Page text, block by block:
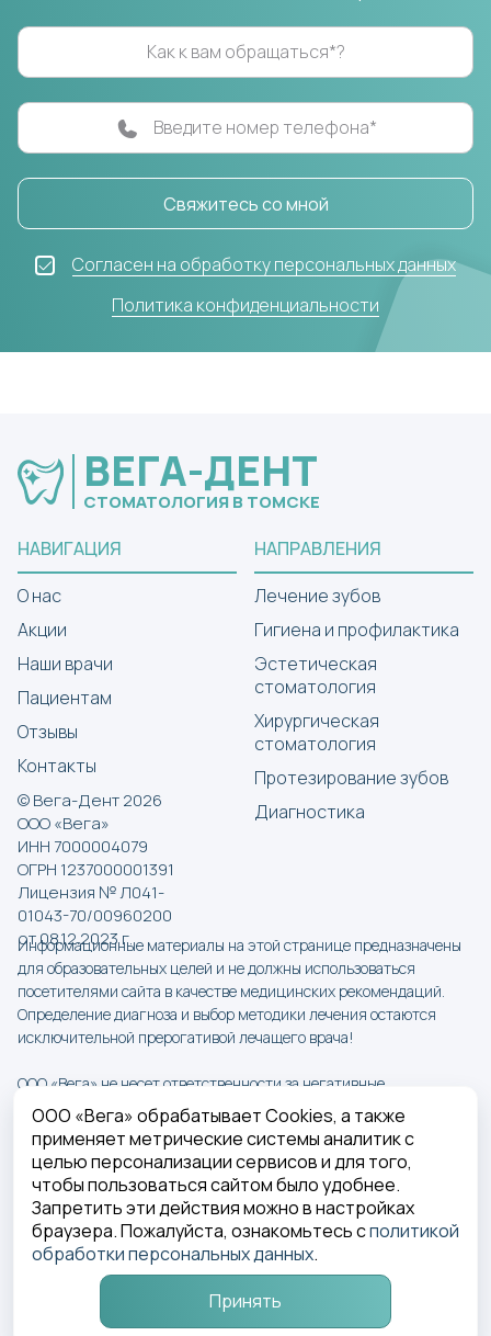
Как к вам обращаться*?
Введите номер телефона*
Свяжитесь со мной
Согласен на обработку персональных данных
Политика конфиденциальности
ВЕГА-ДЕНТ
СТОМАТОЛОГИЯ В ТОМСКЕ
© Вега-Дент 2026
ООО «Вега»
ИНН 7000004079
ОГРН 1237000001391
Лицензия № Л041-
01043-70/00960200
от 08.12.2023 г.
НАВИГАЦИЯ
О нас
Акции
Наши врачи
Пациентам
Отзывы
Контакты
НАПРАВЛЕНИЯ
Лечение зубов
Гигиена и профилактика
Эстетическая
стоматология
Хирургическая
стоматология
Протезирование зубов
Диагностика
Информационные материалы на этой странице предназначены
для образовательных целей и не должны использоваться
посетителями сайта в качестве медицинских рекомендаций.
Определение диагноза и выбор методики лечения остаются
исключительной прерогативой лечащего врача!
ООО «Вега» не несет ответственности за негативные
последствия, возникшие при использовании информации на
сайте Вега-Дент.
ООО «Вега» Лицензия № Л041-01043-70/00960200 от
08.12.2023 г.
Политика в отношении обработки персональных данных
ИМЕЮТСЯ ПРОТИВОПОКАЗАНИЯ.
НЕОБХОДИМО ПРОКОНСУЛЬТИРОВАТЬСЯ СО
ООО «Вега» обрабатывает Cookies, а также
применяет метрические системы аналитик с
целью персонализации сервисов и для того,
чтобы пользоваться сайтом было удобнее.
Запретить эти действия можно в настройках
браузера. Пожалуйста, ознакомьтесь сполитикой
обработки персональных данных.
Принять